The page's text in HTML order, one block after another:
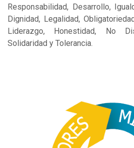
Responsabilidad, Desarrollo,
Dignidad, Legalidad,
Liderazgo, Honestidad, No
Solidaridad y Tolerancia.